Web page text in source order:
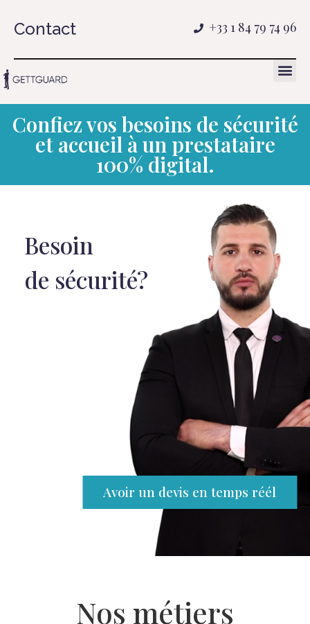
Contact +33 1 84 79 74 96
Confiez vos besoins de sécurité
et accueil à un prestataire
100% digital.
Avoir un devis en temps réél
Besoin
de sécurité?
Nos métiers